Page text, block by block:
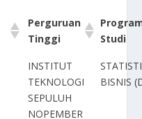
Perguruan
Tinggi
Studi
INSTITUT
TEKNOLOGI
SEPULUH
NOPEMBER
BISNIS